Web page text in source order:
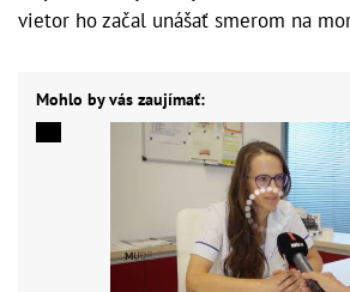
vietor ho začal unášať smerom na
Mohlo by vás zaujímať: